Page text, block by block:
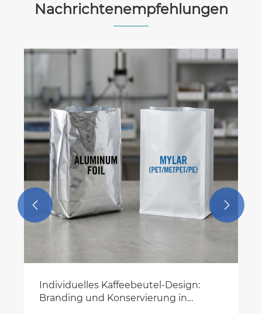
Nachrichtenempfehlungen
Individuelles Kaffeebeutel-Design:
Branding und Konservierung in
 